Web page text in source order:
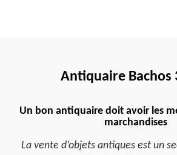
Antiquaire Bachos
Un bon antiquaire doit avoir les
marchandises
La vente d’objets antiques est un